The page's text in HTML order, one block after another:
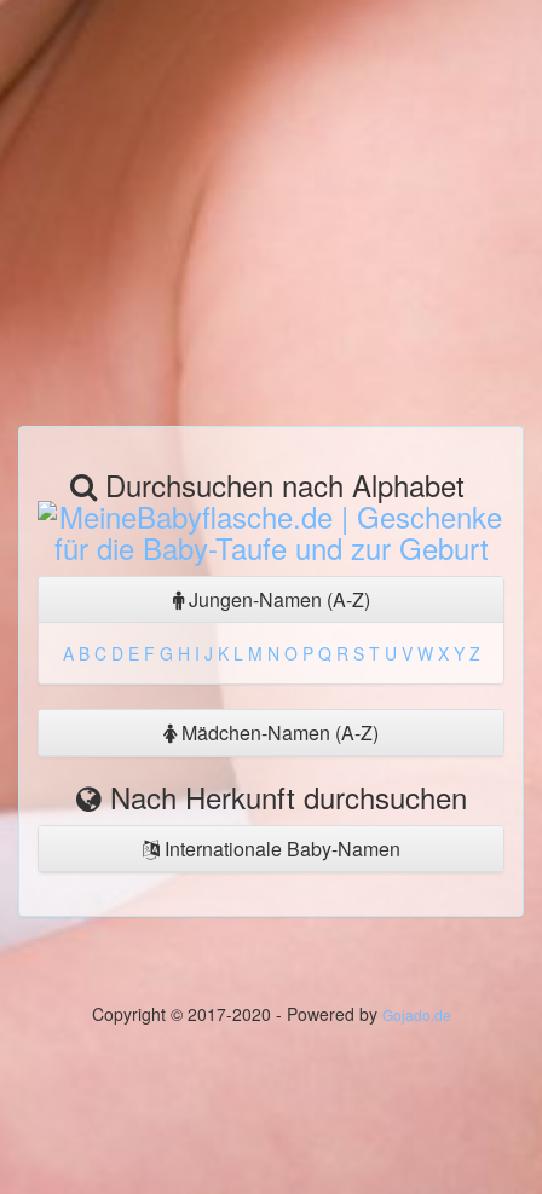
Durchsuchen nach Alphabet
Jungen-Namen (A-Z)
A B C D E F G H I J K L M N O P Q R S T U V W X Y Z
Mädchen-Namen (A-Z)
Nach Herkunft durchsuchen
Internationale Baby-Namen
Copyright © 2017-2020 - Powered by Gojado.de